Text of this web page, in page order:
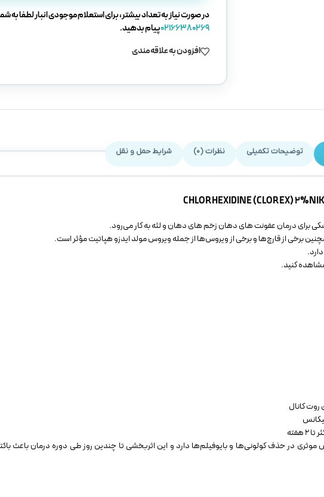
در صورت نیاز به تعداد بیشتر، برای استعلام موجودی انبار لطفا به
02166380269پیام بدهید.
افزودن به علاقه مندی
توضیحات تکمیلی نظرات (0) شرایط حمل و نقل
برای درمان عفونت های دهان زخم های دهان و لثه به کار می‌رود.
برخی از قارچ‌ها و برخی از ویروس‌ها از جمله ویروس مولد ایدزو هپاتیت مؤثر است.
کنید.
روت کانال
در حذف کولونی‌ها و بایوفیلم‌ها دارد و این اثربخشی تا چندین روز طی دوره درمان باعث